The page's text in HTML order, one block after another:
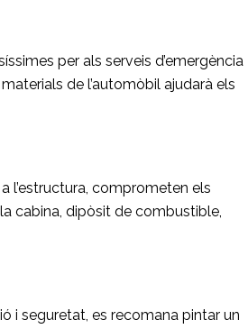
per als serveis d’emergència
de l’automòbil ajudarà els
l’estructura, comprometen els
cabina, dipòsit de combustible,
i seguretat, es recomana pintar un